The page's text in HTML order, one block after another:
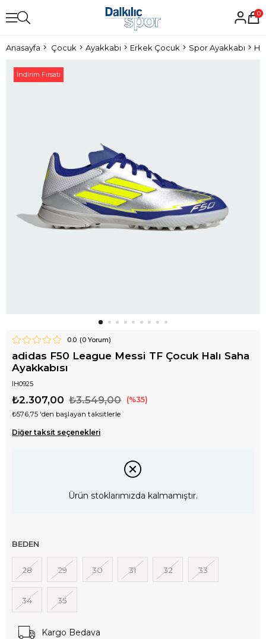
0
Anasayfa Çocuk Ayakkabı Erkek Çocuk Spor Ayakkabı
İndirim Fırsatı
0.0 (0Yorum)
adidas F50 League Messi TF Çocuk Halı Saha
Ayakkabısı
IH0925
₺3.549,00
₺2.307,00 35
₺576,75 'den başlayan taksitlerle
Diğer taksit seçenekleri
Ürün stoklarımızda kalmamıştır.
BEDEN
28 29 30 31 32 33
34 35
Kargo Bedava